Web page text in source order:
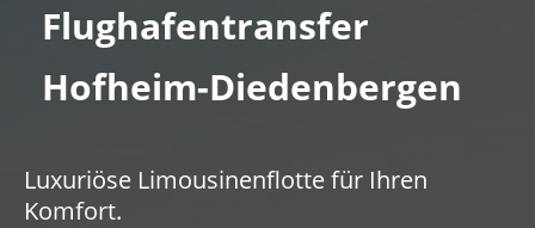
Flughafentransfer
Hofheim-Diedenbergen
Luxuriöse Limousinenflotte für Ihren
Komfort.